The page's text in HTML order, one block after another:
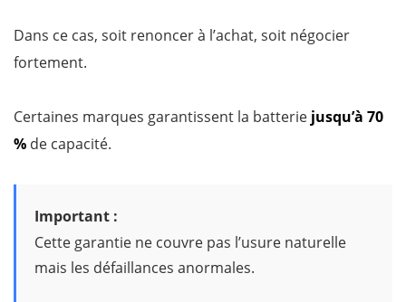
Dans ce cas, soit renoncer à l’achat, soit négocier
fortement.
Certaines marques garantissent la batterie jusqu’à 70
% de capacité.
Important :
Cette garantie ne couvre pas l’usure naturelle
mais les défaillances anormales.